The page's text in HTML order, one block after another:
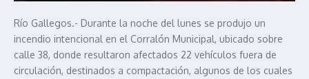
Río Gallegos.- Durante la noche del lunes se produjo un
incendio intencional en el Corralón Municipal, ubicado sobre
calle 38, donde resultaron afectados 22 vehículos fuera de
circulación, destinados a compactación, algunos de los cuales